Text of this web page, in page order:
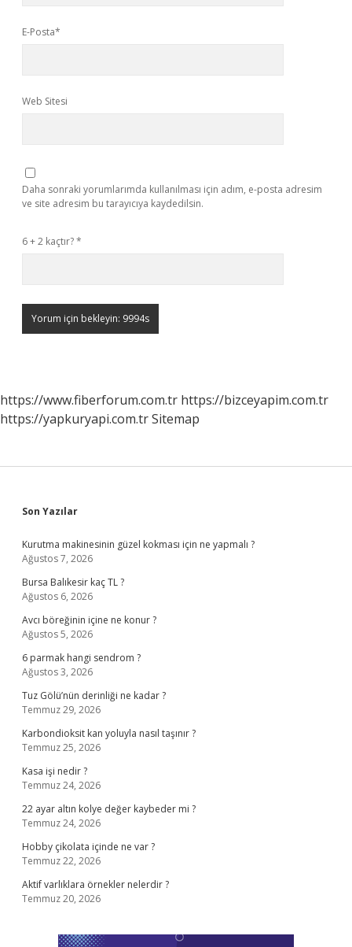
E-Posta*
Web Sitesi
Daha sonraki yorumlarımda kullanılması için adım, e-posta adresim
ve site adresim bu tarayıcıya kaydedilsin.
6 + 2 kaçtır?*
https://www.fiberforum.com.tr https://bizceyapim.com.tr
https://yapkuryapi.com.trSitemap
Sidebar
Son Yazılar
Kurutma makinesinin güzel kokması için ne yapmalı ?
Ağustos 7, 2026
Bursa Balıkesir kaç TL ?
Ağustos 6, 2026
Avcı böreğinin içine ne konur ?
Ağustos 5, 2026
6 parmak hangi sendrom ?
Ağustos 3, 2026
Tuz Gölü’nün derinliği ne kadar ?
Temmuz 29, 2026
Karbondioksit kan yoluyla nasıl taşınır ?
Temmuz 25, 2026
Kasa işi nedir ?
Temmuz 24, 2026
22 ayar altın kolye değer kaybeder mi ?
Temmuz 24, 2026
Hobby çikolata içinde ne var ?
Temmuz 22, 2026
Aktif varlıklara örnekler nelerdir ?
Temmuz 20, 2026